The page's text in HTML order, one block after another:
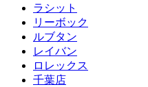
ラシット
リーボック
ルブタン
レイバン
ロレックス
千葉店